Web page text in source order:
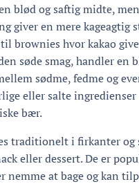
blød og saftig midte,
giver en mere kageagtig
brownies hvor kakao
søde smag, handler en
sødme, fedme og
eller salte ingredienser
bær.
traditionelt i firkanter og
eller dessert. De er
nemme at bage og kan